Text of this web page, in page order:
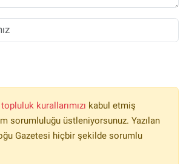
topluluk kurallarımızı kabul etmiş
sorumluluğu üstleniyorsunuz. Yazılan
Gazetesi hiçbir şekilde sorumlu